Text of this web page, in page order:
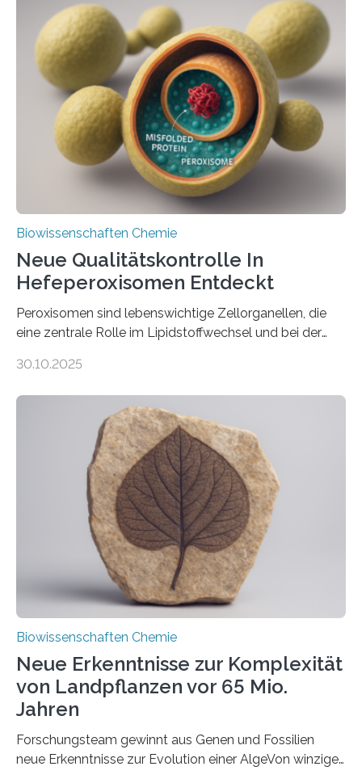
Biowissenschaften Chemie
Neue Qualitätskontrolle In
Hefeperoxisomen Entdeckt
Peroxisomen sind lebenswichtige Zellorganellen, die
eine zentrale Rolle im Lipidstoffwechsel und bei der
erfüllen können, müssen zahlreiche Enzyme präzise in
der Ruhr-Universität Bochum um Prof. Dr. Ralf Erdmann
und Dr. Ismaila Francis Yusuf hat nun einen bislang
unbekannten Qualitätskontrollmechanismus des
peroxisomalen Proteintransports in der Bäckerhefe
Saccharomyces cerevisiae entdeckt, der für die
Funktionsfähigkeit der Organellen entscheidend ist. Die
Studie wurde am 28. Oktober 2025 in der
Fachzeitschrift…
30.10.2025
Biowissenschaften Chemie
Neue Erkenntnisse zur Komplexität
von Landpflanzen vor 65 Mio.
Jahren
Forschungsteam gewinnt aus Genen und Fossilien
neue Erkenntnisse zur Evolution einer AlgeVon winzigen